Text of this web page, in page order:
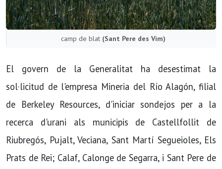
camp de blat (Sant Pere des Vim)
El govern de la Generalitat ha desestimat la
sol·licitud de l'empresa Mineria del Río Alagón, filial
de Berkeley Resources, d'iniciar sondejos per a la
recerca d'urani als municipis de Castellfollit de
Riubregós, Pujalt, Veciana, Sant Martí Segueioles, Els
Prats de Rei; Calaf, Calonge de Segarra, i Sant Pere de